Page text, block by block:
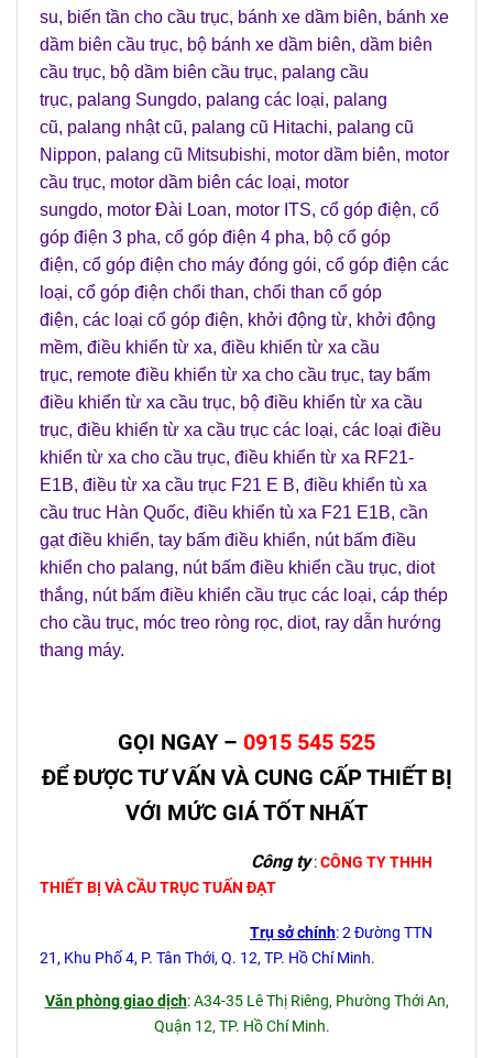
su, biến tần cho cầu trục, bánh xe dầm biên, bánh xe
dầm biên cầu trục, bộ bánh xe dầm biên, dầm biên
cầu trục, bộ dầm biên cầu trục, palang cầu
trục, palang Sungdo, palang các loại, palang
cũ, palang nhật cũ, palang cũ Hitachi, palang cũ
Nippon, palang cũ Mitsubishi, motor dầm biên, motor
cầu trục, motor dầm biên các loại, motor
sungdo, motor Đài Loan, motor ITS, cổ góp điện, cổ
góp điện 3 pha, cổ góp điện 4 pha, bộ cổ góp
điện, cổ góp điện cho máy đóng gói, cổ góp điện các
loại, cổ góp điện chổi than, chổi than cổ góp
điện, các loại cổ góp điện, khởi động từ, khởi động
mềm, điều khiển từ xa, điều khiển từ xa cầu
trục, remote điều khiển từ xa cho cầu trục, tay bấm
điều khiển từ xa cầu trục, bộ điều khiển từ xa cầu
trục, điều khiển từ xa cầu trục các loại, các loại điều
khiển từ xa cho cầu trục, điều khiển từ xa RF21-
E1B, điều từ xa cầu trục F21 E B, điều khiển tù xa
cầu truc Hàn Quốc, điều khiển tù xa F21 E1B, cần
gạt điều khiển, tay bấm điều khiển, nút bấm điều
khiển cho palang, nút bấm điều khiển cầu trục, diot
thắng, nút bấm điều khiển cầu trục các loại, cáp thép
cho cầu trục, móc treo ròng rọc, diot, ray dẫn hướng
thang máy.
GỌI NGAY – 0915 545 525
ĐỂ ĐƯỢC TƯ VẤN VÀ CUNG CẤP THIẾT BỊ
VỚI MỨC GIÁ TỐT NHẤT
Công ty:CÔNG TY THHH
THIẾT BỊ VÀ CẦU TRỤC TUẤN ĐẠT
Trụ sở chính: 2 Đường TTN
21, Khu Phố 4, P. Tân Thới, Q. 12, TP. Hồ Chí Minh.
Văn phòng giao dịch: A34-35 Lê Thị Riêng, Phường Thới An,
Quận 12, TP. Hồ Chí Minh.